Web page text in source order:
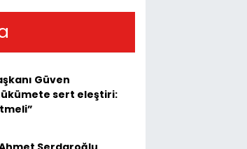
Güven
sert eleştiri: